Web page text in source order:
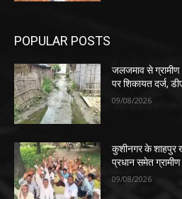
POPULAR POSTS
जलजमाव से ग्रामीण
पर शिकायत दर्ज,
09/08/2026
कुशीनगर के शाहपुर
प्रधान समेत
09/08/2026